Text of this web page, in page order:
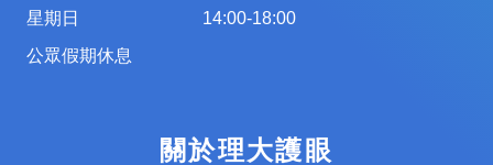
星期日
公眾假期休息
14:00-18:00
關於理大護眼